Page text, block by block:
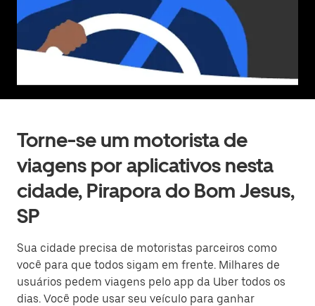
Torne-se um motorista de
viagens por aplicativos nesta
cidade, Pirapora do Bom Jesus,
SP
Sua cidade precisa de motoristas parceiros como
você para que todos sigam em frente. Milhares de
usuários pedem viagens pelo app da Uber todos os
dias. Você pode usar seu veículo para ganhar